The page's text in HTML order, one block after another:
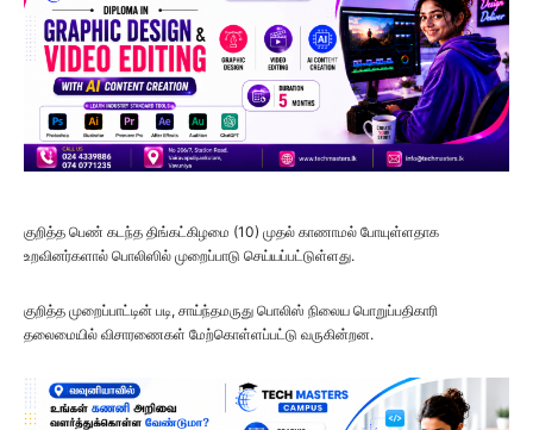
குறித்த பெண் கடந்த திங்கட்கிழமை (10) முதல் காணாமல் போயுள்ளதாக
உறவினர்களால் பொலிஸில் முறைப்பாடு செய்யப்பட்டுள்ளது.
குறித்த முறைப்பாட்டின் படி, சாய்ந்தமருது பொலிஸ் நிலைய பொறுப்பதிகாரி
தலைமையில் விசாரணைகள் மேற்கொள்ளப்பட்டு வருகின்றன.